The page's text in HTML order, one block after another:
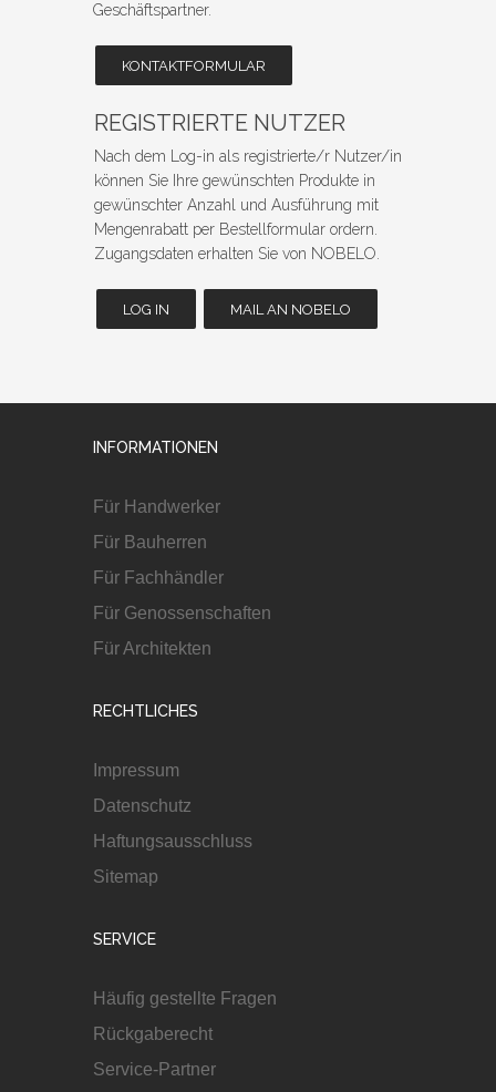
Geschäftspartner.
KONTAKTFORMULAR
REGISTRIERTE NUTZER
Nach dem Log-in als registrierte/r Nutzer/in
können Sie Ihre gewünschten Produkte in
gewünschter Anzahl und Ausführung mit
Mengenrabatt per Bestellformular ordern.
Zugangsdaten erhalten Sie von NOBELO.
LOG IN MAIL AN NOBELO
INFORMATIONEN
Für Handwerker
Für Bauherren
Für Fachhändler
Für Genossenschaften
Für Architekten
RECHTLICHES
Impressum
Datenschutz
Haftungsausschluss
Sitemap
SERVICE
Häufig gestellte Fragen
Rückgaberecht
Service-Partner